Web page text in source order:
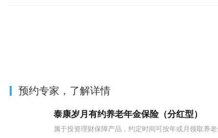
预约专家，了解详情
泰康岁月有约养老年金保险（分红型）
属于投资理财保障产品，约定时间可按年或月领取养